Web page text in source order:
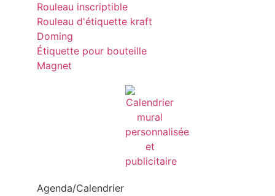
Rouleau inscriptible
Rouleau d'étiquette kraft
Doming
Étiquette pour bouteille
Magnet
Agenda/Calendrier